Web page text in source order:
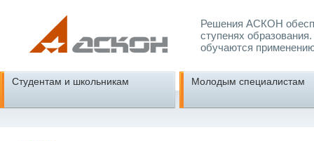
Решения АСКОН
ступенях
обучаются
Студентам и школьникам Молодым специалистам